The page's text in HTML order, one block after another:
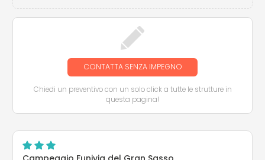
CONTATTA SENZA IMPEGNO
Chiedi un preventivo con un solo click a tutte le strutture in
questa pagina!